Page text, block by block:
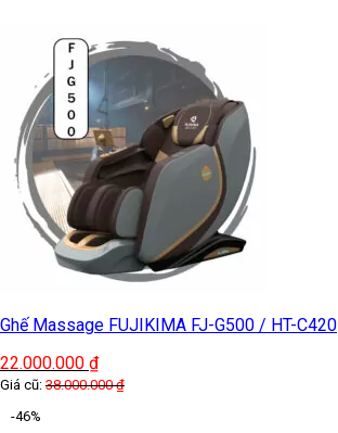
Ghế Massage FUJIKIMA FJ-G500 / HT-C420
22.000.000 ₫
Giá cũ: 38.000.000₫
-46%